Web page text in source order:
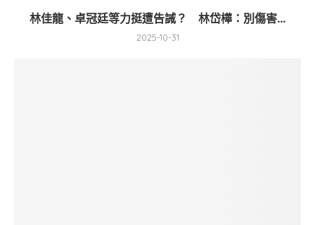
林佳龍、卓冠廷等力挺遭告誡？ 林岱樺：別傷害...
2025-10-31